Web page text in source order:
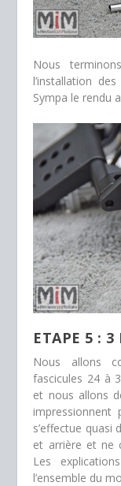
Nous
l’installation
Sympa le rendu
ETAPE 5 : 3
Nous allons
fascicules 24 à
et nous allons
impressionnent
s’effectue quasi
et arrière et ne
Les
l’ensemble du